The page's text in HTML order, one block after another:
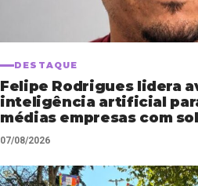
DESTAQUE
Felipe Rodrigues lidera
inteligência artificial
médias empresas com
automação empresarial
07/08/2026